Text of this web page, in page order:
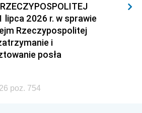
lipca 2026 r. w sprawie
Rzeczypospolitej
i
posła
poz. 754